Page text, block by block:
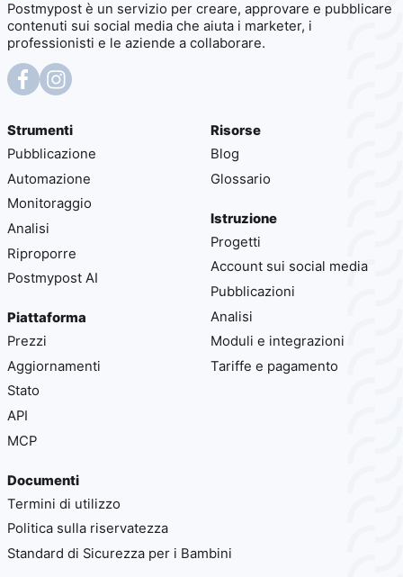
Postmypost è un servizio per creare, approvare e pubblicare
contenuti sui social media che aiuta i marketer, i
professionisti e le aziende a collaborare.
Strumenti
Pubblicazione
Automazione
Monitoraggio
Analisi
Riproporre
Postmypost AI
Piattaforma
Prezzi
Aggiornamenti
Stato
API
MCP
Risorse
Blog
Glossario
Istruzione
Progetti
Account sui social media
Pubblicazioni
Analisi
Moduli e integrazioni
Tariffe e pagamento
Documenti
Termini di utilizzo
Politica sulla riservatezza
Standard di Sicurezza per i Bambini